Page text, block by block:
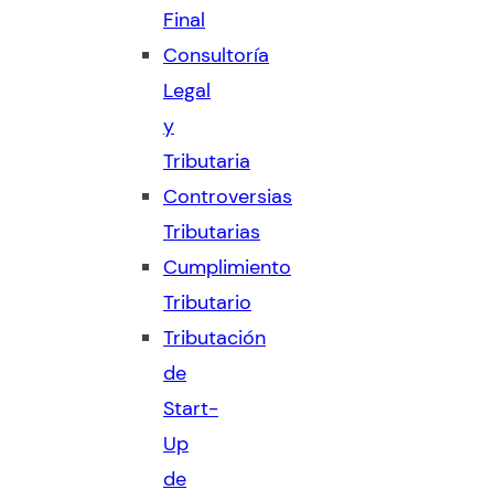
Final
Consultoría
Legal
y
Tributaria
Controversias
Tributarias
Cumplimiento
Tributario
Tributación
de
Start-
Up
de